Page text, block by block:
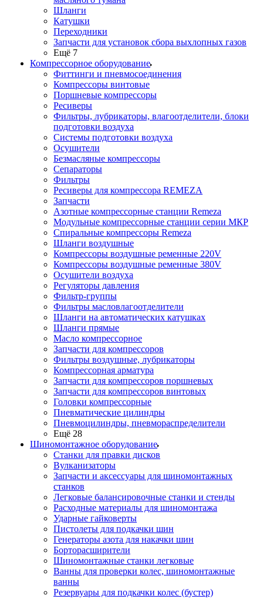
Шланги
Катушки
Переходники
Запчасти для установок сбора выхлопных газов
Ещё 7
Компрессорное оборудование
Фиттинги и пневмосоединения
Компрессоры винтовые
Поршневые компрессоры
Ресиверы
Фильтры, лубрикаторы, влагоотделители, блоки
подготовки воздуха
Системы подготовки воздуха
Осушители
Безмасляные компрессоры
Сепараторы
Фильтры
Ресиверы для компрессора REMEZA
Запчасти
Азотные компрессорные станции Remeza
Модульные компрессорные станции серии МКР
Спиральные компрессоры Remeza
Шланги воздушные
Компрессоры воздушные ременные 220V
Компрессоры воздушные ременные 380V
Осушители воздуха
Регуляторы давления
Фильтр-группы
Фильтры масловлагоотделители
Шланги на автоматических катушках
Шланги прямые
Масло компрессорное
Запчасти для компрессоров
Фильтры воздушные, лубрикаторы
Компрессорная арматура
Запчасти для компрессоров поршневых
Запчасти для компрессоров винтовых
Головки компрессорные
Пневматические цилиндры
Пневмоцилиндры, пневмораспределители
Ещё 28
Шиномонтажное оборудование
Станки для правки дисков
Вулканизаторы
Запчасти и аксессуары для шиномонтажных
станков
Легковые балансировочные станки и стенды
Расходные материалы для шиномонтажа
Ударные гайковерты
Пистолеты для подкачки шин
Генераторы азота для накачки шин
Борторасширители
Шиномонтажные станки легковые
Ванны для проверки колес, шиномонтажные
ванны
Резервуары для подкачки колес (бустер)